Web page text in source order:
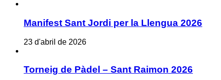
Manifest Sant Jordi per la Llengua 2026
23 d'abril de 2026
Torneig de Pàdel – Sant Raimon 2026